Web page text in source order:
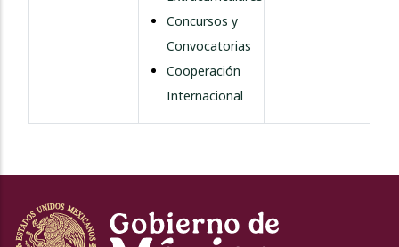
Concursos y
Convocatorias
Cooperación
Internacional